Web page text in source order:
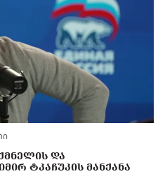
ᲓᲐ
ᲢᲙᲐᲩᲣᲙᲘᲡ ᲛᲐᲜᲥᲐᲜᲐ